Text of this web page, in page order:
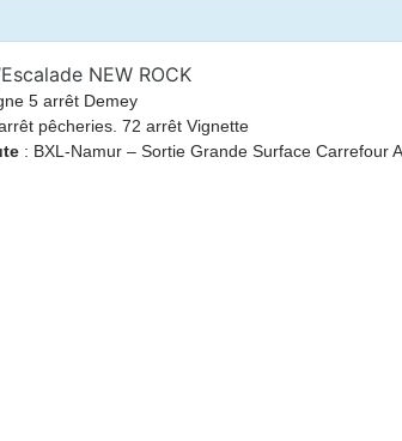
NEW ROCK
5 arrêt Demey
pêcheries. 72 arrêt Vignette
: BXL-Namur – Sortie Grande Surface Carrefour